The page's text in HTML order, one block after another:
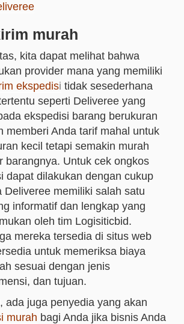
murah
kita dapat melihat bahwa
provider mana yang memiliki
ekspedisi tidak sesederhana
seperti Deliveree yang
ekspedisi barang berukuran
memberi Anda tarif mahal untuk
kecil tetapi semakin murah
barangnya. Untuk cek ongkos
dapat dilakukan dengan cukup
Deliveree memiliki salah satu
informatif dan lengkap yang
oleh tim Logisiticbid.
mereka tersedia di situs web
untuk memeriksa biaya
sesuai dengan jenis
dan tujuan.
ada juga penyedia yang akan
murah bagi Anda jika bisnis Anda